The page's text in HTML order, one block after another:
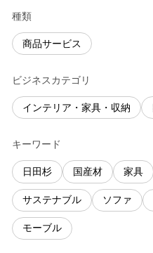
種類
商品サービス
ビジネスカテゴリ
インテリア・家具・収納
キーワード
日田杉 国産材 家具
サステナブル ソファ
モーブル